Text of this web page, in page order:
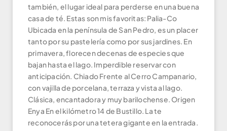
también, el lugar ideal para perderse en una buena
casa de té. Estas son mis favoritas: Palia-Co
Ubicada en la península de San Pedro, es un placer
tanto por su pastelería como por sus jardines. En
primavera, florecen decenas de especies que
bajan hasta el lago. Imperdible reservar con
anticipación. Chiado Frente al Cerro Campanario,
con vajilla de porcelana, terraza y vista al lago.
Clásica, encantadora y muy barilochense. Origen
Enya En el kilómetro 14 de Bustillo. La te
reconocerás por una tetera gigante en la entrada.